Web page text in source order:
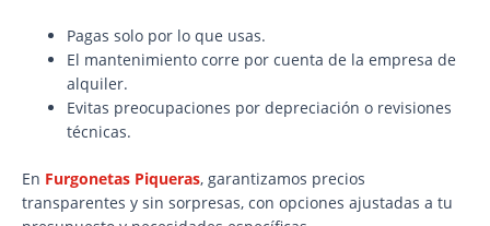
Pagas solo por lo que usas.
El mantenimiento corre por cuenta de la empresa de
alquiler.
Evitas preocupaciones por depreciación o revisiones
técnicas.
En Furgonetas Piqueras, garantizamos precios
transparentes y sin sorpresas, con opciones ajustadas a tu